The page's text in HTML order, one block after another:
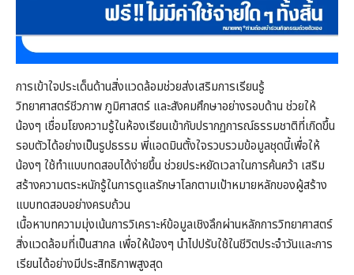
การเข้าใจประเด็นด้านสิ่งแวดล้อมช่วยส่งเสริมการเรียนรู้
วิทยาศาสตร์ชีวภาพ ภูมิศาสตร์ และสังคมศึกษาอย่างรอบด้าน ช่วยให้
น้องๆ เชื่อมโยงความรู้ในห้องเรียนเข้ากับปรากฏการณ์ธรรมชาติที่เกิดขึ้น
รอบตัวได้อย่างเป็นรูปธรรม พี่แอดมินตั้งใจรวบรวมข้อมูลชุดนี้เพื่อให้
น้องๆ ใช้ทำแบบทดสอบได้ง่ายขึ้น ช่วยประหยัดเวลาในการค้นคว้า เสริม
สร้างความตระหนักรู้ในการดูแลรักษาโลกตามเป้าหมายหลักของผู้สร้าง
แบบทดสอบอย่างครบถ้วน
เนื้อหาบทความมุ่งเน้นการวิเคราะห์ข้อมูลเชิงลึกผ่านหลักการวิทยาศาสตร์
สิ่งแวดล้อมที่เป็นสากล เพื่อให้น้องๆ นำไปปรับใช้ในชีวิตประจำวันและการ
เรียนได้อย่างมีประสิทธิภาพสูงสุด